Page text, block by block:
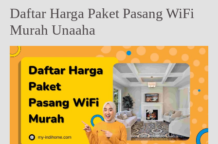
Daftar Harga Paket Pasang WiFi
Murah Unaaha